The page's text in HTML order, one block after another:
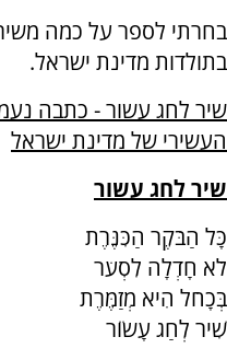
בחרתי לספר על כמה
בתולדות מדינת ישראל.
העשירי של מדינת ישראל
שיר לחג עשור
כָּל הַבֹּקֶר הַכִּנֶּרֶת
לֹא חָדְלָה לִסְעֹר
בְּכָחֹל הִיא מְזַמֶּרֶת
שִׁיר לְחַג עָשׂוֹר